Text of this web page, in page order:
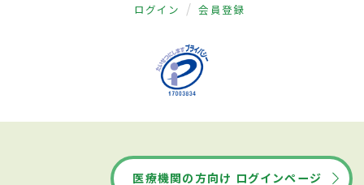
ログイン 会員登録
医療機関の方向け ログインページ